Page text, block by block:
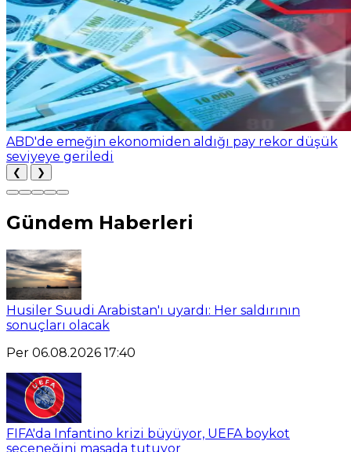
ABD'de emeğin ekonomiden aldığı pay rekor düşük
seviyeye geriledi
❮ ❯
Gündem Haberleri
Husiler Suudi Arabistan'ı uyardı: Her saldırının
sonuçları olacak
Per 06.08.2026 17:40
FIFA'da Infantino krizi büyüyor, UEFA boykot
seçeneğini masada tutuyor